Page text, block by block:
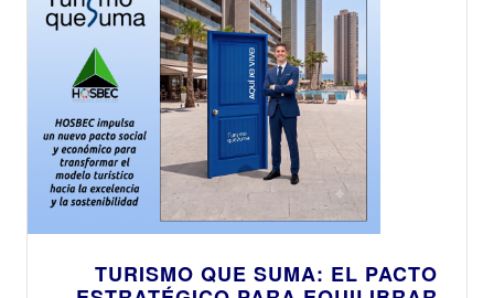
TURISMO QUE SUMA: EL PACTO